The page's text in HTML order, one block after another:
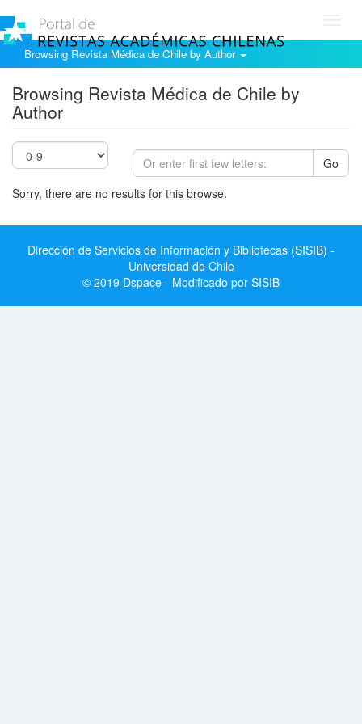
Browsing Revista Médica de Chile by Author
Browsing Revista Médica de Chile by
Author
Go
Sorry, there are no results for this browse.
Dirección de Servicios de Información y Bibliotecas (SISIB) -
Universidad de Chile
© 2019 Dspace - Modificado por SISIB